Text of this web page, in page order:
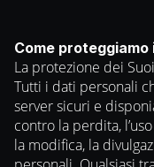
Come
La protezione dei
Tutti i dati personali
server sicuri e
contro la perdita,
la modifica, la